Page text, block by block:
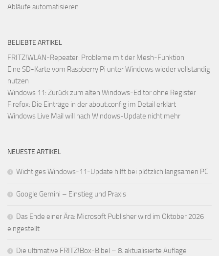
Abläufe automatisieren
BELIEBTE ARTIKEL
FRITZ!WLAN-Repeater: Probleme mit der Mesh-Funktion
Eine SD-Karte vom Raspberry Pi unter Windows wieder vollständig
nutzen
Windows 11: Zurück zum alten Windows-Editor ohne Register
Firefox: Die Einträge in der about:config im Detail erklärt
Windows Live Mail will nach Windows-Update nicht mehr
NEUESTE ARTIKEL
Wichtiges Windows-11-Update hilft bei plötzlich langsamen PC
Google Gemini – Einstieg und Praxis
Das Ende einer Ära: Microsoft Publisher wird im Oktober 2026
eingestellt
Die ultimative FRITZ!Box-Bibel – 8. aktualisierte Auflage